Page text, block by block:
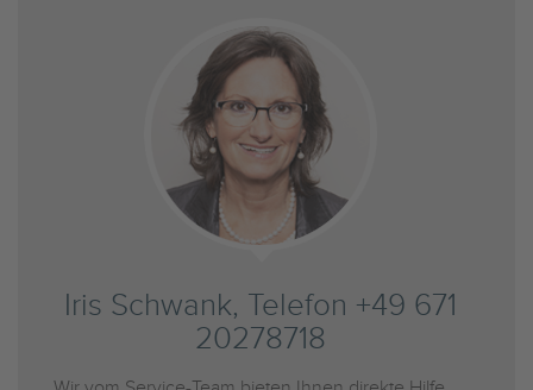
Iris Schwank, Telefon +49 671
20278718